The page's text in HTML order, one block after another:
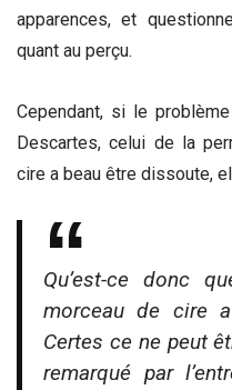
apparences, et
quant au perçu.
Cependant, si le
Descartes, celui de la
cire a beau être dissoute,
Qu’est-ce donc
morceau de cire
Certes ce ne peut
remarqué par